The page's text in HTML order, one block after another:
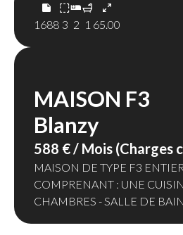
1688 3 2 1 65.00
MAISON F3
Blanzy
588 € / Mois (Charges
MAISON DE TYPE F3
COMPRENANT : UNE
CHAMBRES - SALLE DE